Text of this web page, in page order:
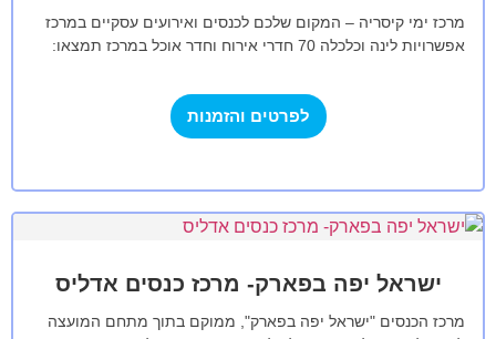
מרכז ימי קיסריה – המקום שלכם לכנסים ואירועים עסקיים במרכז
אפשרויות לינה וכלכלה 70 חדרי אירוח וחדר אוכל במרכז תמצאו:
לפרטים והזמנות
ישראל יפה בפארק- מרכז כנסים אדליס
מרכז הכנסים "ישראל יפה בפארק", ממוקם בתוך מתחם המועצה